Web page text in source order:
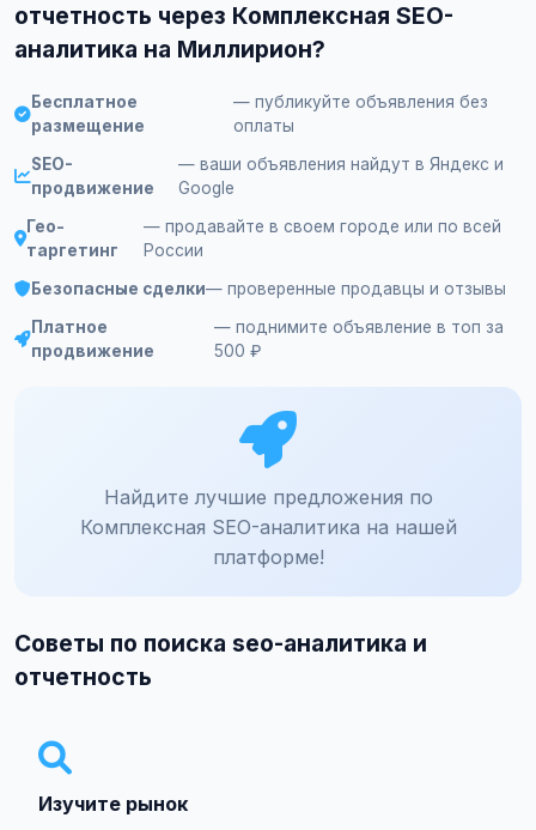
отчетность через Комплексная SEO-
аналитика на Миллирион?
Бесплатное
размещение
— публикуйте объявления без
оплаты
SEO-
продвижение
— ваши объявления найдут в Яндекс и
Google
Гео-
таргетинг
— продавайте в своем городе или по всей
России
Безопасные сделки— проверенные продавцы и отзывы
Платное
продвижение
— поднимите объявление в топ за
500 ₽
Найдите лучшие предложения по
Комплексная SEO-аналитика на нашей
платформе!
Советы по поиска seo-аналитика и
отчетность
Изучите рынок